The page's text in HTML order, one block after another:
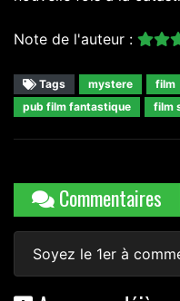
Note de l'auteur :
Tags mystere film
pub film fantastique
film
Commentaires
Soyez le 1er à